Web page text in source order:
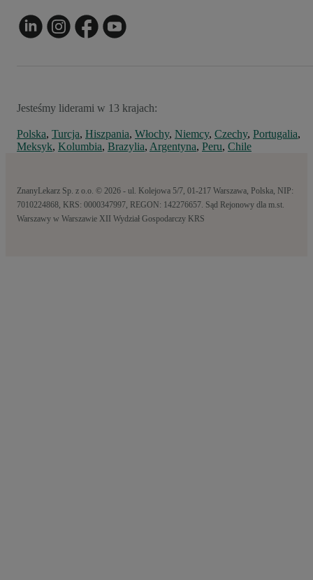
Jesteśmy liderami w 13 krajach:
Polska, Turcja, Hiszpania, Włochy, Niemcy, Czechy, Portugalia,
Meksyk, Kolumbia, Brazylia, Argentyna, Peru, Chile
ZnanyLekarz Sp. z o.o. © 2026 - ul. Kolejowa 5/7, 01-217 Warszawa, Polska, NIP:
7010224868, KRS: 0000347997, REGON: 142276657. Sąd Rejonowy dla m.st.
Warszawy w Warszawie XII Wydział Gospodarczy KRS